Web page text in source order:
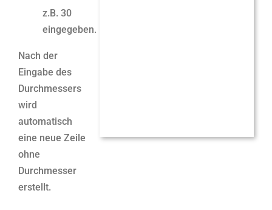
z.B. 30
eingegeben.
Nach der
Eingabe des
Durchmessers
wird
automatisch
eine neue Zeile
ohne
Durchmesser
erstellt.